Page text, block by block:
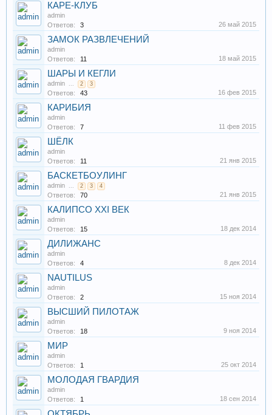
КАРЕ-КЛУБ
admin
Ответов:
3 26 май 2015
ЗАМОК РАЗВЛЕЧЕНИЙ
admin
Ответов:
11 18 май 2015
ШАРЫ И КЕГЛИ
admin ... 2 3
Ответов: 43 16 фев 2015
КАРИБИЯ
admin
Ответов:
7 11 фев 2015
ШЁЛК
admin
Ответов:
11 21 янв 2015
БАСКЕТБОУЛИНГ
admin ... 2 3 4
Ответов: 70 21 янв 2015
КАЛИПСО XXI ВЕК
admin
Ответов:
15 18 дек 2014
ДИЛИЖАНС
admin
Ответов:
4 8 дек 2014
NAUTILUS
admin
Ответов:
2 15 ноя 2014
ВЫСШИЙ ПИЛОТАЖ
admin
Ответов:
18 9 ноя 2014
МИР
admin
Ответов:
1 25 окт 2014
МОЛОДАЯ ГВАРДИЯ
admin
Ответов:
1 18 сен 2014